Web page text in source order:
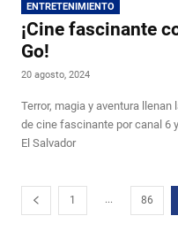
ENTRETENIMIENTO
¡Cine fascinante
Go!
20 agosto, 2024
Terror, magia y aventura
de cine fascinante por canal 6
El Salvador
1 ... 86